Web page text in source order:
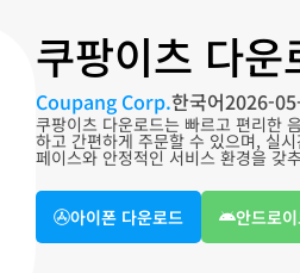
쿠팡이츠 다운
Coupang Corp.한국어2026-
쿠팡이츠 다운로드는 빠르고 편리한
하고 간편하게 주문할 수 있으며, 실
페이스와 안정적인 서비스 환경을 갖
아이폰 다운로드 안드로